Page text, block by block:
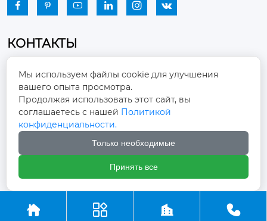
     
КОНТАКТЫ

Промышленный парк, город Наньцзяо,
район Чжоуцунь, город Цзыбо, провинция
Шаньдун
winston-xu@hengdingfan.com
+86-13806434669
 +86 13806434669
   
Мы используем файлы cookie для улучшения
вашего опыта просмотра.
Продолжая использовать этот сайт, вы
соглашаетесь с нашей Политикой
конфиденциальности.
Только необходимые
Принять все